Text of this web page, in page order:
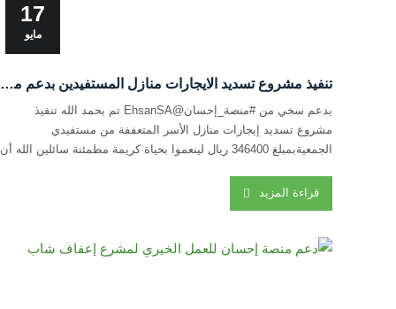
17
مايو
تنفيذ مشروع تسديد الايجارات منازل المستفيدين بدعم من منصة إحسان
بدعم سخي من #منصة_إحسان@EhsanSA تم بحمد الله تنفيذ
مشروع تسديد إيجارات منازل الأسر المتعففة من مستفيدي
الجمعيةبمبلغ 346400 ريال لينعموا بحياة كريمة مطمئنة سائلين الله أن
ويزيدهم من فضله #العطاء_بإحسان #شكراً_لإحسانكم
قراءة المزيد